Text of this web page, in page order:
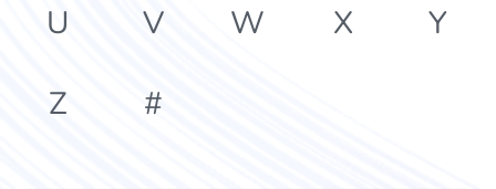
U
V W X
Y
Z
#